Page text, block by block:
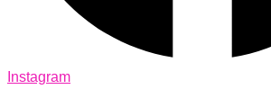
Instagram